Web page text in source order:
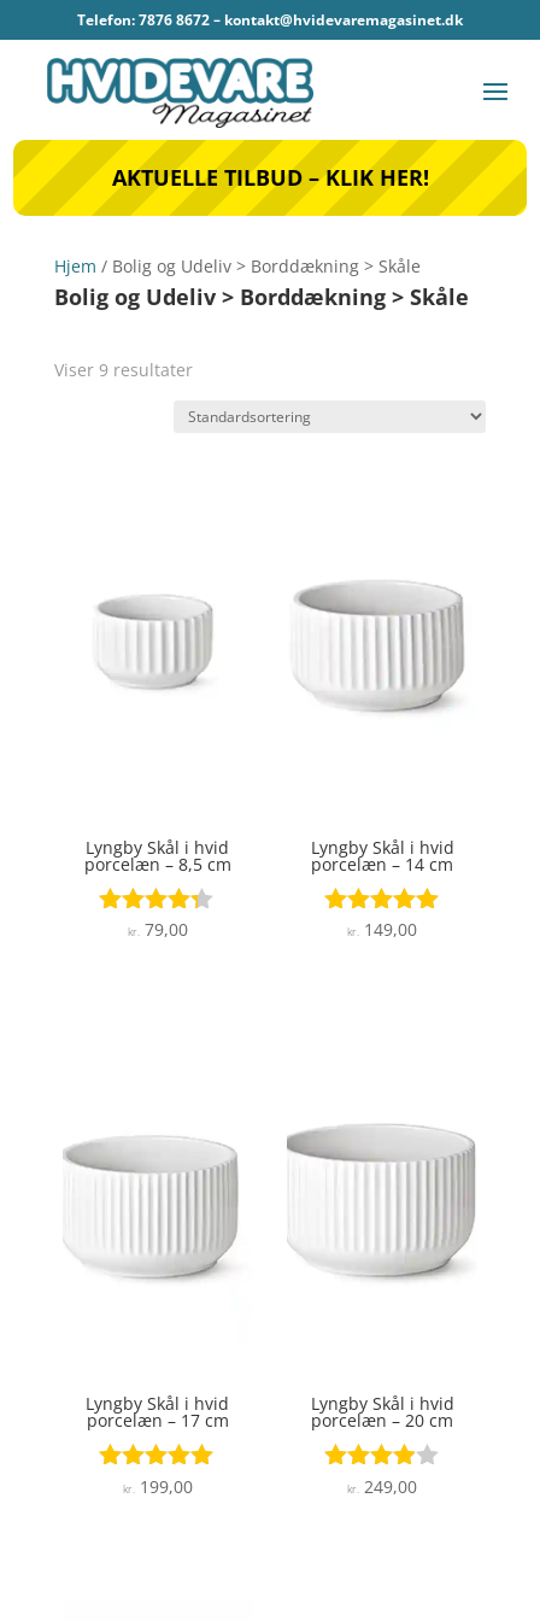
Telefon: 7876 8672 – kontakt@hvidevaremagasinet.dk
AKTUELLE TILBUD – KLIK HER!
Hjem / Bolig og Udeliv > Borddækning > Skåle
Bolig og Udeliv > Borddækning > Skåle
Viser 9 resultater
Lyngby Skål i hvid
porcelæn – 8,5 cm
Vurderet
kr.79,00
Lyngby Skål i hvid
porcelæn – 14 cm
Vurderet
kr. 149,00
Lyngby Skål i hvid
porcelæn – 17 cm
Vurderet
kr. 199,00
Lyngby Skål i hvid
porcelæn – 20 cm
Vurderet
kr. 249,00